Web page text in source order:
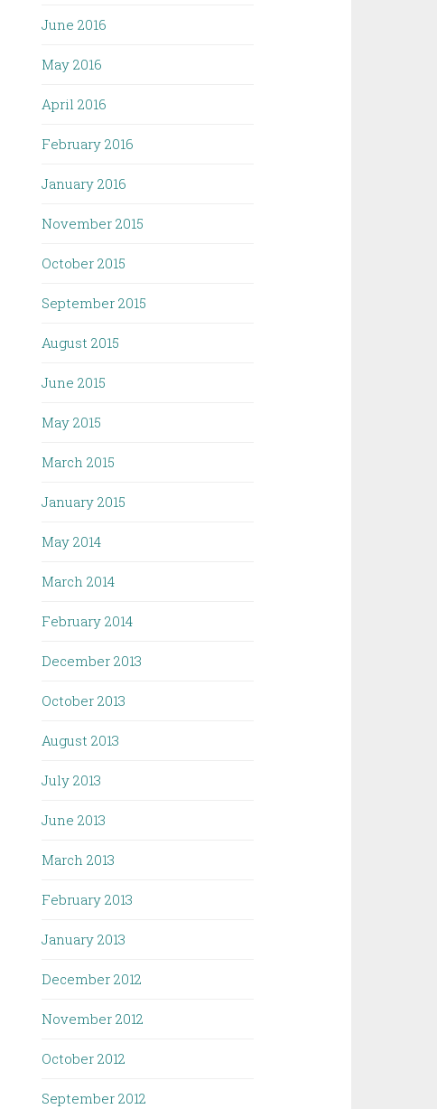
June 2016
May 2016
April 2016
February 2016
January 2016
November 2015
October 2015
September 2015
August 2015
June 2015
May 2015
March 2015
January 2015
May 2014
March 2014
February 2014
December 2013
October 2013
August 2013
July 2013
June 2013
March 2013
February 2013
January 2013
December 2012
November 2012
October 2012
September 2012